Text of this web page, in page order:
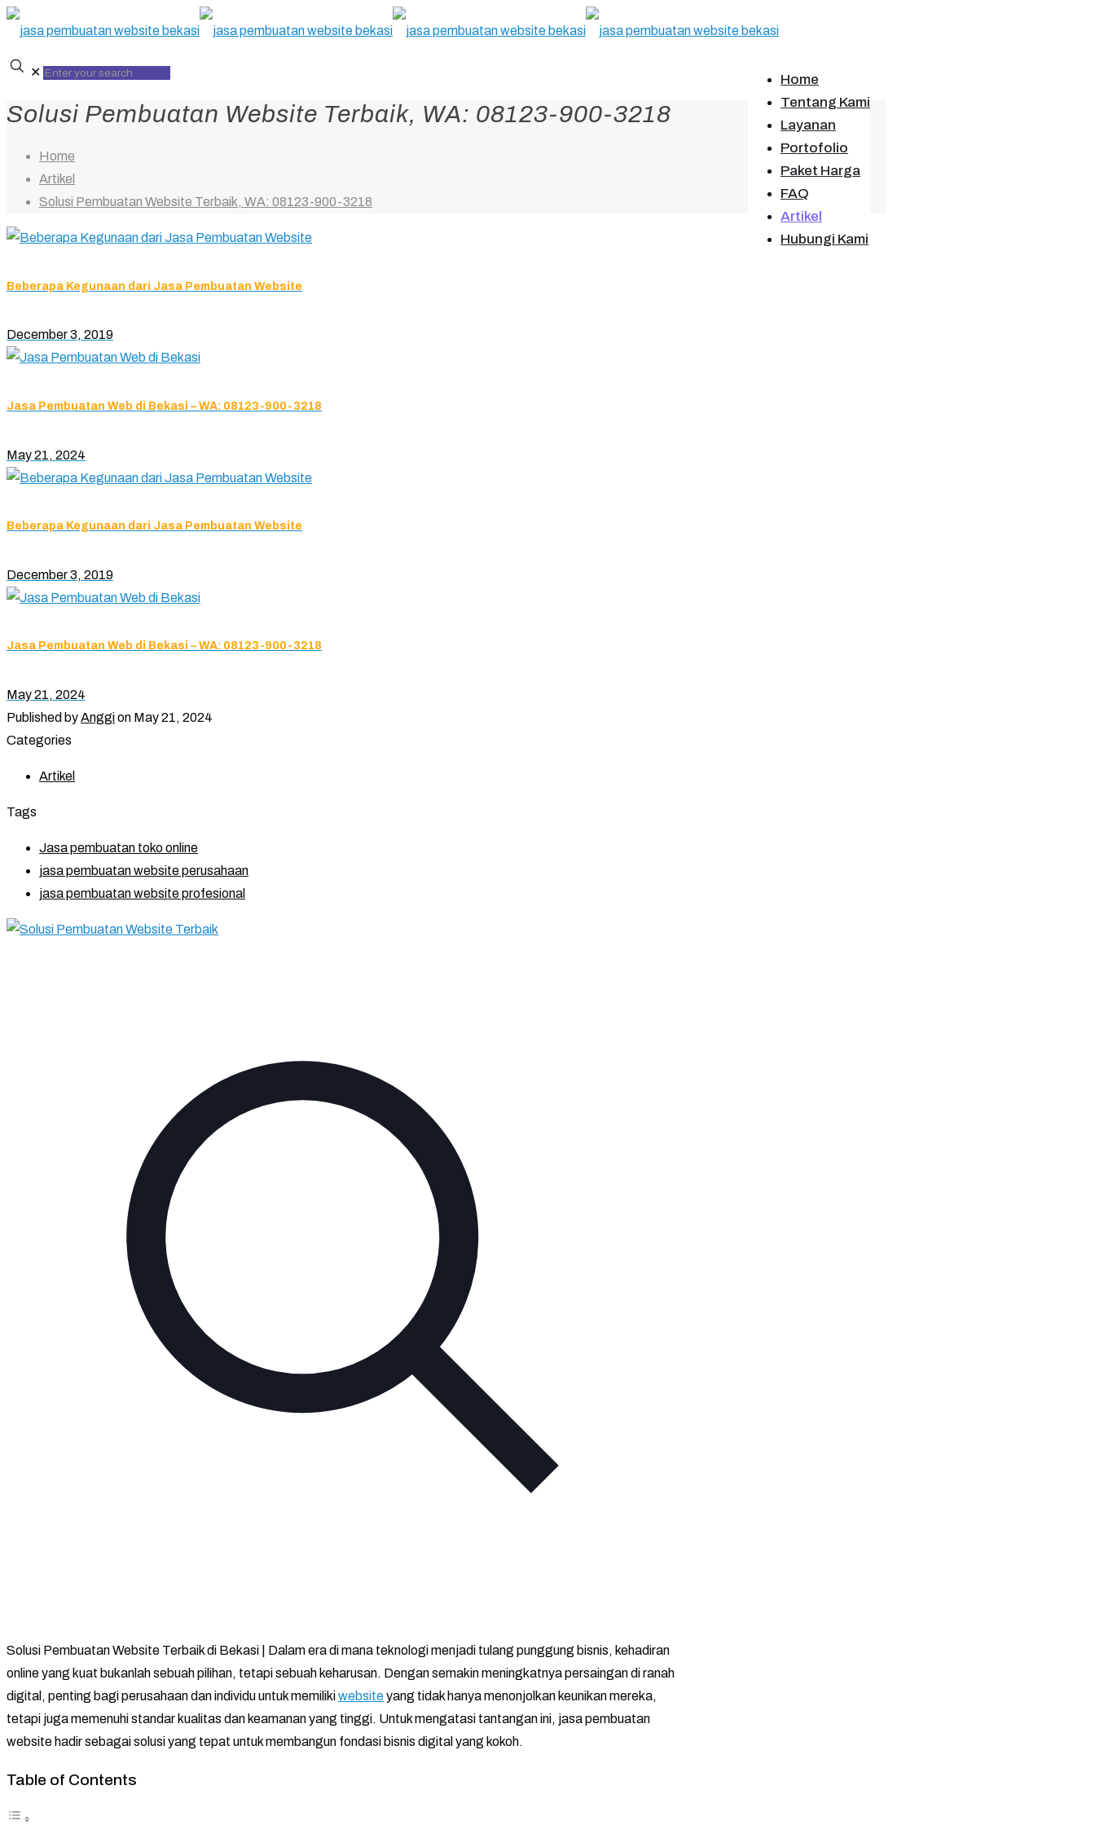
Home
Tentang Kami
Layanan
Portofolio
Paket Harga
FAQ
Artikel
Hubungi Kami
✕
Solusi Pembuatan Website Terbaik, WA: 08123-900-3218
Home
Artikel
Solusi Pembuatan Website Terbaik, WA: 08123-900-3218
Beberapa Kegunaan dari Jasa Pembuatan Website
December 3, 2019
Jasa Pembuatan Web di Bekasi – WA: 08123-900-3218
May 21, 2024
Beberapa Kegunaan dari Jasa Pembuatan Website
December 3, 2019
Jasa Pembuatan Web di Bekasi – WA: 08123-900-3218
May 21, 2024
Published byAnggion May 21, 2024
Categories
Artikel
Tags
Jasa pembuatan toko online
jasa pembuatan website perusahaan
jasa pembuatan website profesional
Solusi Pembuatan Website Terbaik di Bekasi | Dalam era di mana teknologi menjadi tulang punggung bisnis, kehadiran
online yang kuat bukanlah sebuah pilihan, tetapi sebuah keharusan. Dengan semakin meningkatnya persaingan di ranah
digital, penting bagi perusahaan dan individu untuk memilikiwebsiteyang tidak hanya menonjolkan keunikan mereka,
tetapi juga memenuhi standar kualitas dan keamanan yang tinggi. Untuk mengatasi tantangan ini, jasa pembuatan
website hadir sebagai solusi yang tepat untuk membangun fondasi bisnis digital yang kokoh.
Table of Contents